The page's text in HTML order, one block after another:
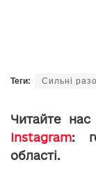
Теги: Сильні
Читайте
Instagram:
області.